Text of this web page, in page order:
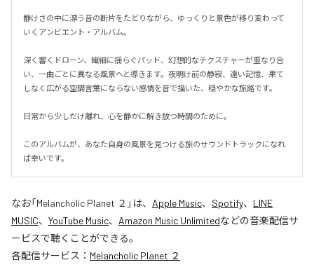
静けさの中に漂う音の断片をたどりながら、ゆっくりと景色が移り変わって
いくアンビエント・アルバム。
深く響くドローン、繊細に揺らぐパッド、幻想的なテクスチャーが重なり合
い、一曲ごとに異なる風景へと導きます。夜明け前の静寂、遠い記憶、果て
しなく広がる空間――言葉にならない感情を音で描いた、穏やかな旅路です。
日常から少しだけ離れ、心を静かに解き放つ時間のために。
このアルバムが、あなた自身の風景を見つける旅のサウンドトラックになれ
ば幸いです。
なお「Melancholic Planet ２ 」は、 Apple Music、 Spotify、 LINE
MUSIC、 YouTube Music、 Amazon Music Unlimitedなどの音楽配信サ
ービスで聴くことができる。
各配信サービス： Melancholic Planet ２